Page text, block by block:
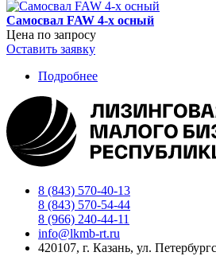
SHACMAN
SX33186W366C
Самосвал FAW 4-х осный
Цена по запросу
Оставить заявку
Подробнее
FAW
4-
х
осный
8 (843) 570-40-13
8 (843) 570-54-44
8 (966) 240-44-11
info@lkmb-rt.ru
420107, г. Казань, ул.